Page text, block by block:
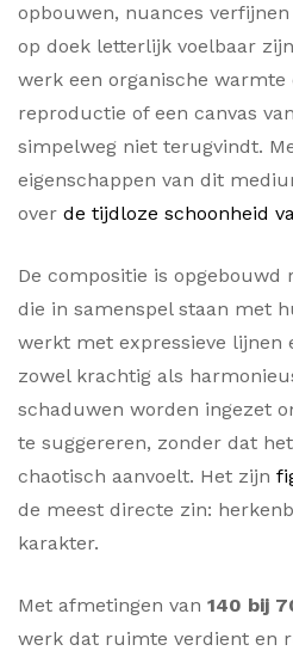
opbouwen, nuances
op doek letterlijk voelbaar
werk een organische warmte
reproductie of een canvas
simpelweg niet terugvindt.
eigenschappen van dit
over de tijdloze schoonheid
De compositie is
die in samenspel staan met
werkt met expressieve lijnen
zowel krachtig als
schaduwen worden ingezet
te suggereren, zonder dat
chaotisch aanvoelt. Het zijn
de meest directe zin:
karakter.
Met afmetingen van 140 bij
werk dat ruimte verdient en